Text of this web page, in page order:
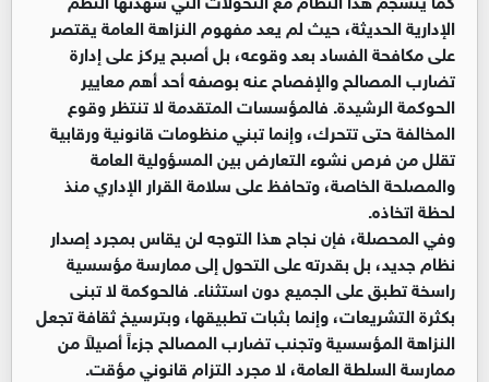
الإدارية الحديثة، حيث لم يعد مفهوم النزاهة العامة يقتصر
على مكافحة الفساد بعد وقوعه، بل أصبح يركز على إدارة
تضارب المصالح والإفصاح عنه بوصفه أحد أهم معايير
الحوكمة الرشيدة. فالمؤسسات المتقدمة لا تنتظر وقوع
المخالفة حتى تتحرك، وإنما تبني منظومات قانونية ورقابية
تقلل من فرص نشوء التعارض بين المسؤولية العامة
والمصلحة الخاصة، وتحافظ على سلامة القرار الإداري منذ
لحظة اتخاذه.
وفي المحصلة، فإن نجاح هذا التوجه لن يقاس بمجرد إصدار
نظام جديد، بل بقدرته على التحول إلى ممارسة مؤسسية
راسخة تطبق على الجميع دون استثناء. فالحوكمة لا تبنى
بكثرة التشريعات، وإنما بثبات تطبيقها، وبترسيخ ثقافة تجعل
النزاهة المؤسسية وتجنب تضارب المصالح جزءاً أصيلاً من
ممارسة السلطة العامة، لا مجرد التزام قانوني مؤقت.